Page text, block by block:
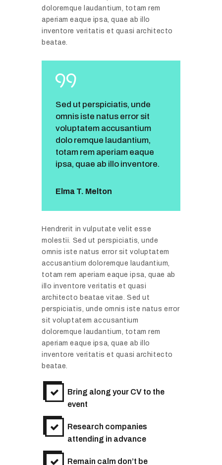
doloremque laudantium, totam rem
aperiam eaque ipsa, quae ab illo
inventore veritatis et quasi architecto
beatae.
Sed ut perspiciatis, unde
omnis iste natus error sit
voluptatem accusantium
dolo remque laudantium,
totam rem aperiam eaque
ipsa, quae ab illo inventore.
Elma T. Melton
Hendrerit in vulputate velit esse
molestii. Sed ut perspiciatis, unde
omnis iste natus error sit voluptatem
accusantium doloremque laudantium,
totam rem aperiam eaque ipsa, quae ab
illo inventore veritatis et quasi
architecto beatae vitae. Sed ut
perspiciatis, unde omnis iste natus error
sit voluptatem accusantium
doloremque laudantium, totam rem
aperiam eaque ipsa, quae ab illo
inventore veritatis et quasi architecto
beatae.
Bring along your CV to the
event
Research companies
attending in advance
Remain calm don’t be
N
o
r